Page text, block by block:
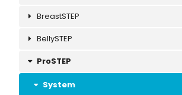
BreastSTEP
BellySTEP
ProSTEP
System